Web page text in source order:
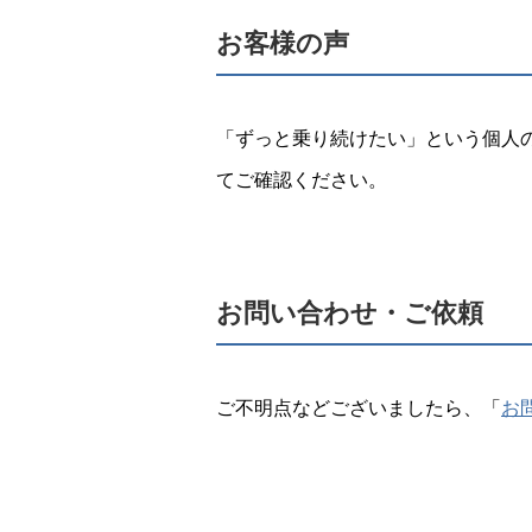
お客様の声
「ずっと乗り続けたい」という個
てご確認ください。
お問い合わせ・ご依頼
ご不明点などございましたら、「 お